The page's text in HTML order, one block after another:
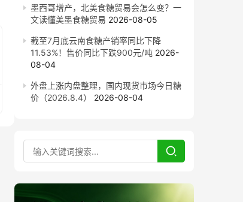
墨西哥增产，北美食糖贸易会怎么变？一
文读懂美墨食糖贸易 2026-08-05
截至7月底云南食糖产销率同比下降
11.53%！售价同比下跌900元/吨 2026-
08-04
外盘上涨内盘整理，国内现货市场今日糖
价（2026.8.4）
2026-08-04